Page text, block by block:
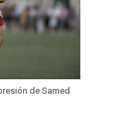
de Samed